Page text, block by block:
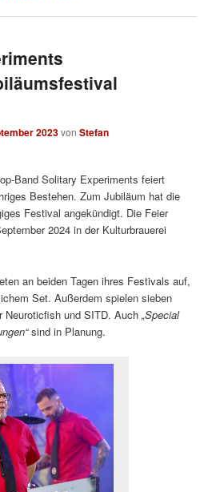
2023vonStefan
Band Solitary Experiments feiert
Bestehen. Zum Jubiläum hat die
Festival angekündigt. Die Feier
2024 in der Kulturbrauerei
an beiden Tagen ihres Festivals auf,
Set. Außerdem spielen sieben
Neuroticfish und SITD. Auch„Special
sind in Planung.